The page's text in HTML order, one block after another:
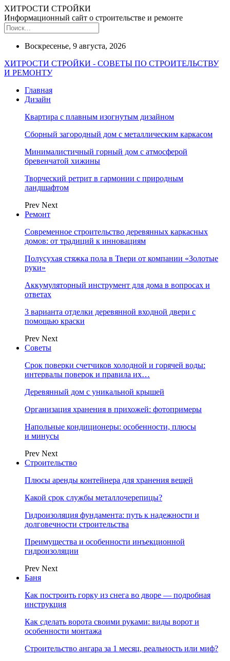
ХИТРОСТИ СТРОЙКИ
Информационный сайт о строительстве и ремонте
Воскресенье, 9 августа, 2026
ХИТРОСТИ СТРОЙКИ - СОВЕТЫ ПО СТРОИТЕЛЬСТВУ
И РЕМОНТУ
Главная
Дизайн
Квартира с плавным изогнутым дизайном
Сборный загородный дом с металлическим каркасом
Минималистичный горный дом с атмосферой
бревенчатой хижины
Творческий ретрит в гармонии с природным
ландшафтом
Prev Next
Ремонт
Современное строительство деревянных каркасных
домов: от традиций к инновациям
Полусухая стяжка пола в Твери от компании «Золотые
руки»
Аккумуляторный инструмент для дома в вопросах и
ответах
3 варианта отделки деревянной входной двери с
помощью краски
Prev Next
Советы
Срок поверки счетчиков холодной и горячей воды:
интервалы поверок и правила их…
Деревянный дом с уникальной крышей
Организация хранения в прихожей: фотопримеры
Напольные кондиционеры: особенности, плюсы
и минусы
Prev Next
Строительство
Плюсы аренды контейнера для хранения вещей
Какой срок службы металлочерепицы?
Гидроизоляция фундамента: путь к надежности и
долговечности строительства
Преимущества и особенности инъекционной
гидроизоляции
Prev Next
Баня
Как построить горку из снега во дворе — подробная
инструкция
Как сделать ворота своими руками: виды ворот и
особенности монтажа
Строительство ангара за 1 месяц, реальность или миф?